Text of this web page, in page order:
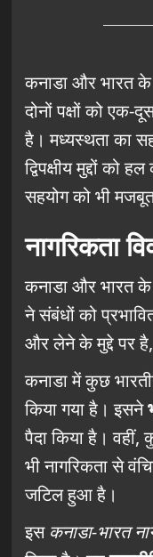
कनाडा और भारत के
दोनों पक्षों को
है। मध्यस्थता का
द्विपक्षीय मुद्दों को
सहयोग को भी
नागरिकता
कनाडा और भारत
ने संबंधों को
और लेने के मुद्दे पर
कनाडा में कुछ
किया गया है। इसने
पैदा किया है। वहीं,
भी नागरिकता से
जटिल हुआ है।
इस कनाडा-भारत